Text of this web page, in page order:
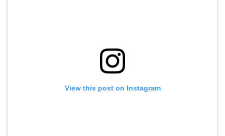
View this post on Instagram